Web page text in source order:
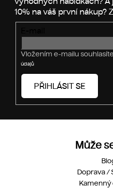
Vložením e-mailu
údajů
PŘIHLÁSIT SE
Může
Doprava /